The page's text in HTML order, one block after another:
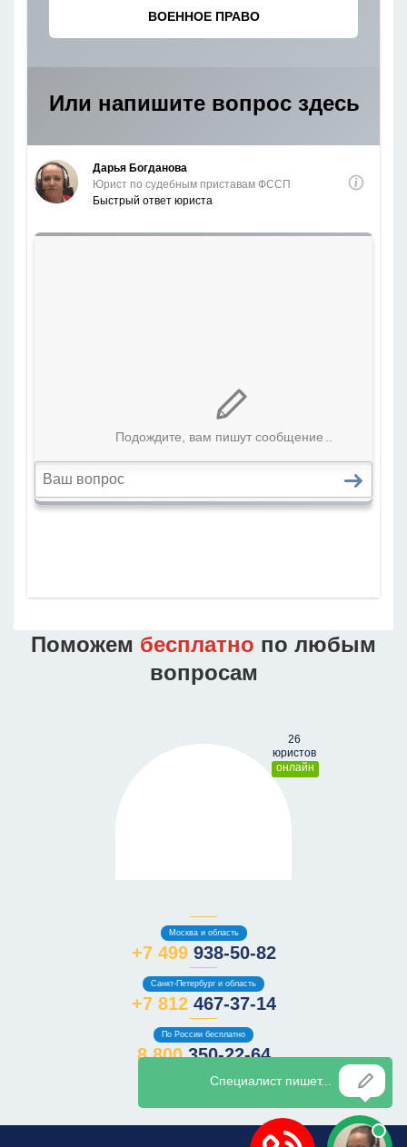
Поможем бесплатно по любым
вопросам
онлайн
Москва и область
+7 499938-50-82
Санкт-Петербург и область
+7 812 467-37-14
По России бесплатно
8 800350-22-64